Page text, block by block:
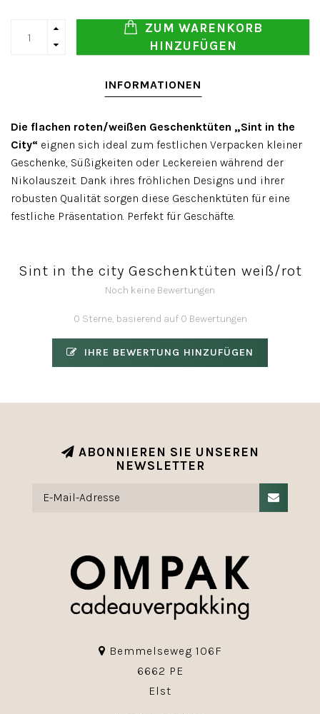
ZUM WARENKORB
HINZUFÜGEN
INFORMATIONEN
Die flachen roten/weißen Geschenktüten „Sint in the
City“ eignen sich ideal zum festlichen Verpacken kleiner
Geschenke, Süßigkeiten oder Leckereien während der
Nikolauszeit. Dank ihres fröhlichen Designs und ihrer
robusten Qualität sorgen diese Geschenktüten für eine
festliche Präsentation. Perfekt für Geschäfte.
Sint in the city Geschenktüten weiß/rot
Noch keine Bewertungen
0 Sterne, basierend auf 0 Bewertungen
IHRE BEWERTUNG HINZUFÜGEN
ABONNIEREN SIE UNSEREN
NEWSLETTER
Bemmelseweg 106F
6662 PE
Elst